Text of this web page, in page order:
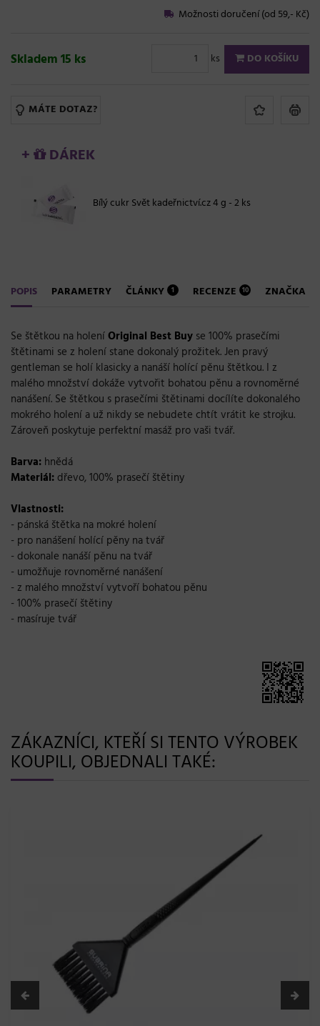
Možnosti doručení (od 59,- Kč)
Skladem 15 ks ks DO KOŠÍKU
MÁTE DOTAZ?
+ DÁREK
Bílý cukr Svět kadeřnictví.cz 4 g - 2 ks
POPIS PARAMETRY ČLÁNKY 1 RECENZE 10 ZNAČKA
Se štětkou na holeníOriginal Best Buy se 100% prasečími
štětinami se z holení stane dokonalý prožitek. Jen pravý
gentleman se holí klasicky a nanáší holící pěnu štětkou. I z
malého množství dokáže vytvořit bohatou pěnu a rovnoměrné
nanášení. Se štětkou s prasečími štětinami docílíte dokonalého
mokrého holení a už nikdy se nebudete chtít vrátit ke strojku.
Zároveň poskytuje perfektní masáž pro vaši tvář.
Barva: hnědá
Materiál: dřevo, 100% prasečí štětiny
Vlastnosti:
- pánská štětka na mokré holení
- pro nanášení holící pěny na tvář
- dokonale nanáší pěnu na tvář
- umožňuje rovnoměrné nanášení
- z malého množství vytvoří bohatou pěnu
- 100% prasečí štětiny
- masíruje tvář
ZÁKAZNÍCI, KTEŘÍ SI TENTO VÝROBEK
KOUPILI, OBJEDNALI TAKÉ: